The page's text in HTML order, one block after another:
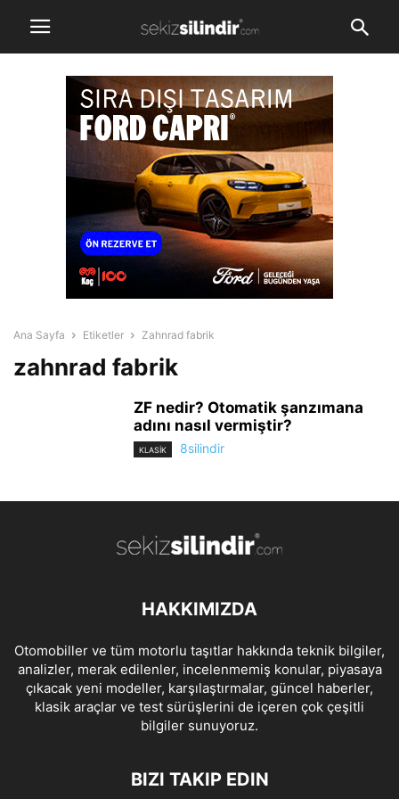
Ana Sayfa Etiketler Zahnrad fabrik
zahnrad fabrik
ZF nedir? Otomatik şanzımana
adını nasıl vermiştir?
KLASİK 8silindir
HAKKIMIZDA
Otomobiller ve tüm motorlu taşıtlar hakkında teknik bilgiler,
analizler, merak edilenler, incelenmemiş konular, piyasaya
çıkacak yeni modeller, karşılaştırmalar, güncel haberler,
klasik araçlar ve test sürüşlerini de içeren çok çeşitli
bilgiler sunuyoruz.
BIZI TAKIP EDIN